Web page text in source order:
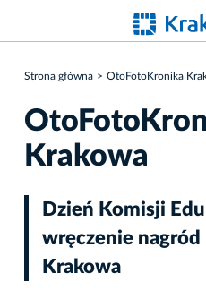
Strona główna OtoFotoKronika
Krakowa
Dzień Komisji
wręczenie
Krakowa